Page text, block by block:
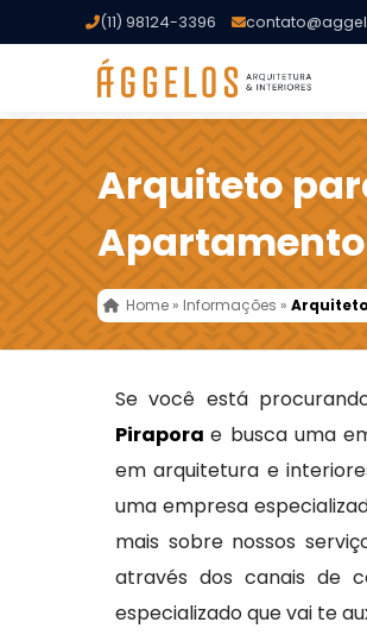
(11) 98124-3396
Arquiteto
Home » Informações »
Se você está
Piraporae busca uma
em arquitetura e
uma empresa
mais sobre nossos
através dos canais de
especializado que vai te